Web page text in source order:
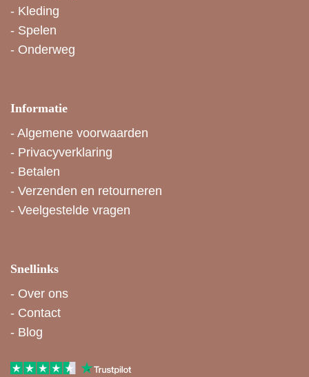
- Kleding
- Spelen
- Onderweg
Informatie
- Algemene voorwaarden
- Privacyverklaring
- Betalen
- Verzenden en retourneren
- Veelgestelde vragen
Snellinks
- Over ons
- Contact
- Blog